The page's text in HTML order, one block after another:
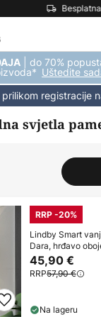
dostava za kupnju
| do 70%
Uštedite
prilikom registracije
svjetla
RRP -20%
Lindby Smart
Dara, hrđavo
45,90 €
RRP57,90 €
Na lageru